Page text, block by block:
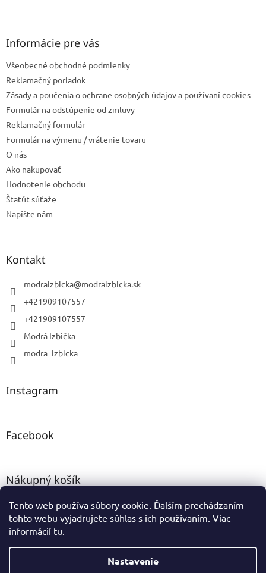
Tento web používa súbory cookie. Ďalším prechádzaním
tohto webu vyjadrujete súhlas s ich používaním. Viac
informácií tu.
Nastavenie
Z
Informácie pre vás
Všeobecné obchodné podmienky
Reklamačný poriadok
Zásady a poučenia o ochrane osobných údajov a používaní cookies
Formulár na odstúpenie od zmluvy
Reklamačný formulár
Formulár na výmenu / vrátenie tovaru
O nás
Ako nakupovať
Hodnotenie obchodu
Štatút súťaže
Napíšte nám
Kontakt
modraizbicka@modraizbicka.sk
+421909107557
+421909107557
Modrá Izbička
modra_izbicka
Instagram
Facebook
Nákupný košík
0 KS /0 €